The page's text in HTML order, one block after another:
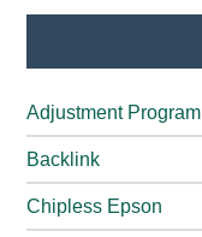
Adjustment Program
Backlink
Chipless Epson